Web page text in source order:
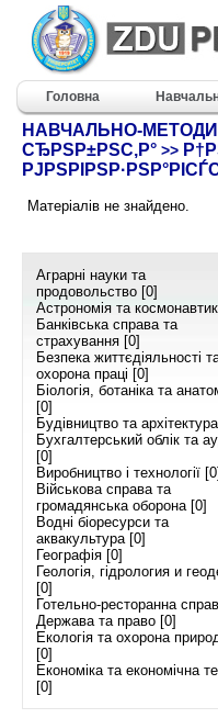
Головна
НАВЧАЛЬНО-
СЂРЅР±РЅС‚Р° >>
Матеріалів не знайдено.
Аграрні науки та
продовольство [0]
Астрономія та
Банківська справа та
страхування [0]
Безпека життєдіяльності
охорона праці [0]
Біологія, ботаніка та
[0]
Будівництво та
Бухгалтерський облік та
[0]
Виробництво і технології
Військова справа та
громадянська оборона [0]
Водні біоресурси та
аквакультура [0]
Географія [0]
Геологія, гідрология и
[0]
Готельно-ресторанна
Держава та право [0]
Екологія та охорона
[0]
Економіка та економічна
[0]